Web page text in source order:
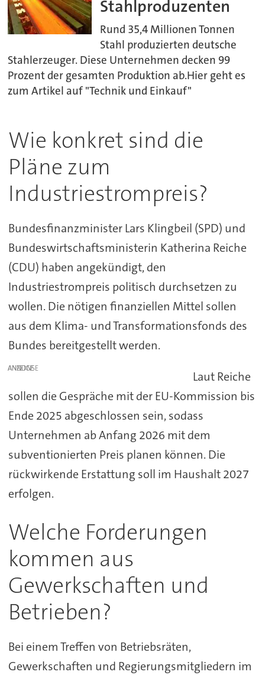
Stahlproduzenten
Rund 35,4 Millionen Tonnen
Stahl produzierten deutsche
Stahlerzeuger. Diese Unternehmen decken 99
Prozent der gesamten Produktion ab.Hier geht es
zum Artikel auf "Technik und Einkauf"
Wie konkret sind die
Pläne zum
Industriestrompreis?
Bundesfinanzminister Lars Klingbeil (SPD) und
Bundeswirtschaftsministerin Katherina Reiche
(CDU) haben angekündigt, den
Industriestrompreis politisch durchsetzen zu
wollen. Die nötigen finanziellen Mittel sollen
aus dem Klima- und Transformationsfonds des
Bundes bereitgestellt werden.
ANZEIGE
Laut Reiche
sollen die Gespräche mit der EU-Kommission bis
Ende 2025 abgeschlossen sein, sodass
Unternehmen ab Anfang 2026 mit dem
subventionierten Preis planen können. Die
rückwirkende Erstattung soll im Haushalt 2027
erfolgen.
Welche Forderungen
kommen aus
Gewerkschaften und
Betrieben?
Bei einem Treffen von Betriebsräten,
Gewerkschaften und Regierungsmitgliedern im